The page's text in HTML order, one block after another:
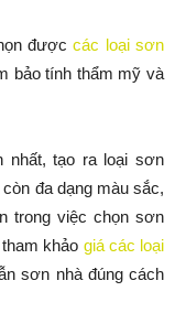
đượccác loại sơn
bảo tính thẩm mỹ và
nhất, tạo ra loại sơn
đa dạng màu sắc,
trong việc chọn sơn
khảo giá các loại
sơn nhà đúng cách